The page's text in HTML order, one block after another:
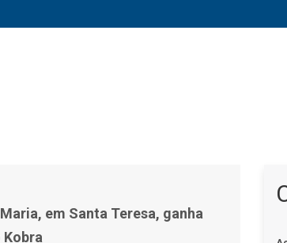
do artista plástico Kobra
em Santa Teresa, ganha